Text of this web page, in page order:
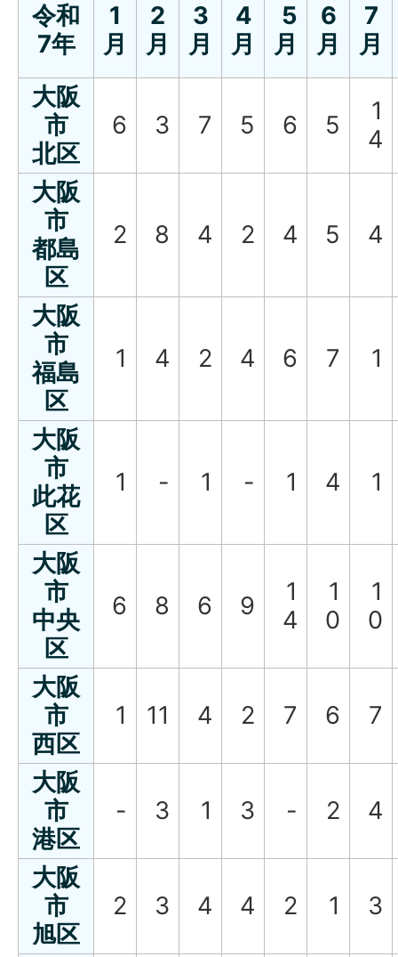
令和
7年
1
月
2
月
3
月
4
月
5
月
6
月
7
月
大阪
市
北区
6 3 7 5 6 5
1
4
大阪
市
都島
区
2 8 4 2 4 5 4
大阪
市
福島
区
1 4 2 4 6 7 1
大阪
市
此花
区
1 - 1 - 1 4 1
大阪
市
中央
区
6 8 6 9
1
4
1
0
1
0
大阪
市
西区
1 11 4 2 7 6 7
大阪
市
港区
- 3 1 3 - 2 4
大阪
市
旭区
2 3 4 4 2 1 3